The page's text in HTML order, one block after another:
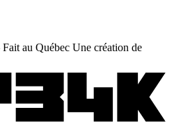
au Québec Une création de